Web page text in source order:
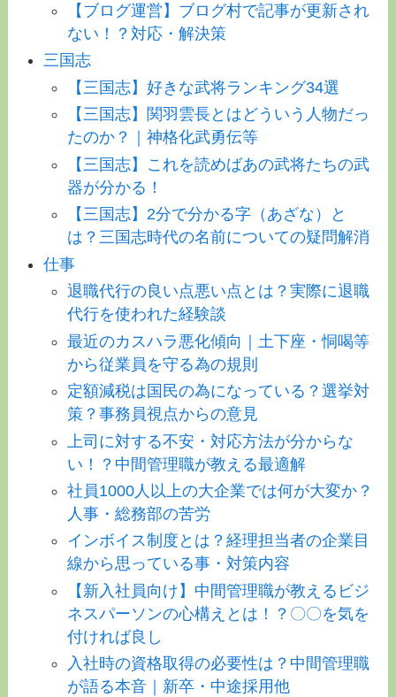
【ブログ運営】ブログ村で記事が更新され
ない！？対応・解決策
三国志
【三国志】好きな武将ランキング34選
【三国志】関羽雲長とはどういう人物だっ
たのか？｜神格化武勇伝等
【三国志】これを読めばあの武将たちの武
器が分かる！
【三国志】2分で分かる字（あざな）と
は？三国志時代の名前についての疑問解消
仕事
退職代行の良い点悪い点とは？実際に退職
代行を使われた経験談
最近のカスハラ悪化傾向｜土下座・恫喝等
から従業員を守る為の規則
定額減税は国民の為になっている？選挙対
策？事務員視点からの意見
上司に対する不安・対応方法が分からな
い！？中間管理職が教える最適解
社員1000人以上の大企業では何が大変か？
人事・総務部の苦労
インボイス制度とは？経理担当者の企業目
線から思っている事・対策内容
【新入社員向け】中間管理職が教えるビジ
ネスパーソンの心構えとは！？〇〇を気を
付ければ良し
入社時の資格取得の必要性は？中間管理職
が語る本音｜新卒・中途採用他